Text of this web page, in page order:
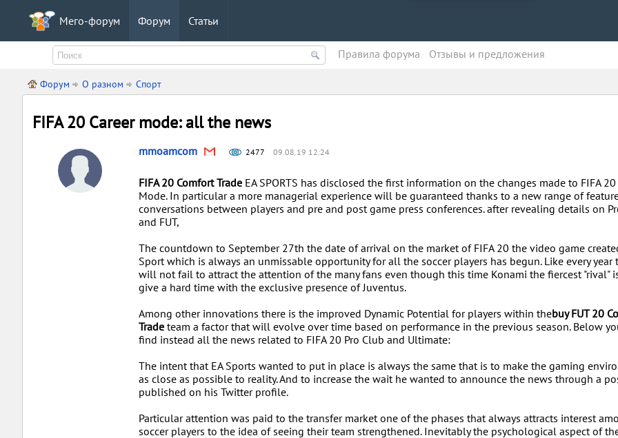
Мего-форум Форум Статьи
Правила форума Oтзывы и предложения
Форум О разном Спорт
FIFA 20 Career mode: all the news
mmoamcom 2477 09.08.19 12:24
FIFA 20 Comfort Trade EA SPORTS has disclosed the first information on the changes made to FIFA 20
Mode. In particular a more managerial experience will be guaranteed thanks to a new range of
conversations between players and pre and post game press conferences. after revealing details on
and FUT,
The countdown to September 27th the date of arrival on the market of FIFA 20 the video game
Sport which is always an unmissable opportunity for all the soccer players has begun. Like every year
will not fail to attract the attention of the many fans even though this time Konami the fiercest "rival"
give a hard time with the exclusive presence of Juventus.
Among other innovations there is the improved Dynamic Potential for players within thebuy FUT 20
Trade team a factor that will evolve over time based on performance in the previous season. Below
find instead all the news related to FIFA 20 Pro Club and Ultimate:
The intent that EA Sports wanted to put in place is always the same that is to make the gaming
as close as possible to reality. And to increase the wait he wanted to announce the news through a
published on his Twitter profile.
Particular attention was paid to the transfer market one of the phases that always attracts interest
soccer players to the idea of ​​seeing their team strengthened. Inevitably the psychological aspect of